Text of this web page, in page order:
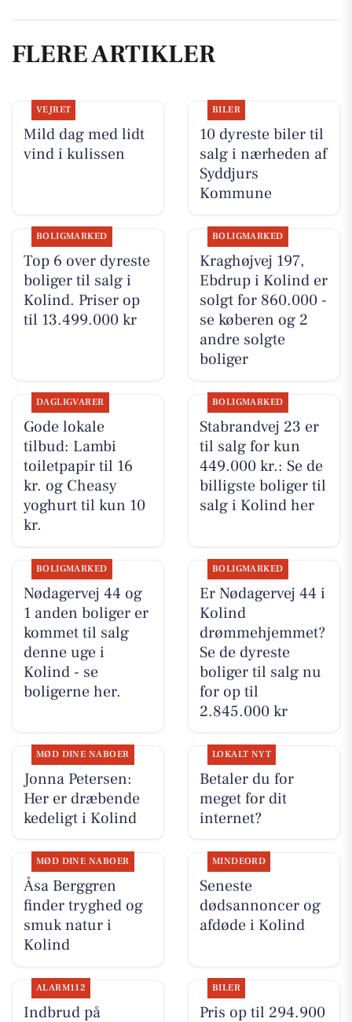
FLERE ARTIKLER
VEJRET
Mild dag med lidt
vind i kulissen
BILER
10 dyreste biler til
salg i nærheden af
Syddjurs
Kommune
BOLIGMARKED
Top 6 over dyreste
boliger til salg i
Kolind. Priser op
til 13.499.000 kr
BOLIGMARKED
Kraghøjvej 197,
Ebdrup i Kolind er
solgt for 860.000 -
se køberen og 2
andre solgte
boliger
DAGLIGVARER
Gode lokale
tilbud: Lambi
toiletpapir til 16
kr. og Cheasy
yoghurt til kun 10
kr.
BOLIGMARKED
Stabrandvej 23 er
til salg for kun
449.000 kr.: Se de
billigste boliger til
salg i Kolind her
BOLIGMARKED
Nødagervej 44 og
1 anden boliger er
kommet til salg
denne uge i
Kolind - se
boligerne her.
BOLIGMARKED
Er Nødagervej 44 i
Kolind
drømmehjemmet?
Se de dyreste
boliger til salg nu
for op til
2.845.000 kr
MØD DINE NABOER
Jonna Petersen:
Her er dræbende
kedeligt i Kolind
LOKALT NYT
Betaler du for
meget for dit
internet?
MØD DINE NABOER
Åsa Berggren
finder tryghed og
smuk natur i
Kolind
MINDEORD
Seneste
dødsannoncer og
afdøde i Kolind
ALARM112
Indbrud på
BILER
Pris op til 294.900